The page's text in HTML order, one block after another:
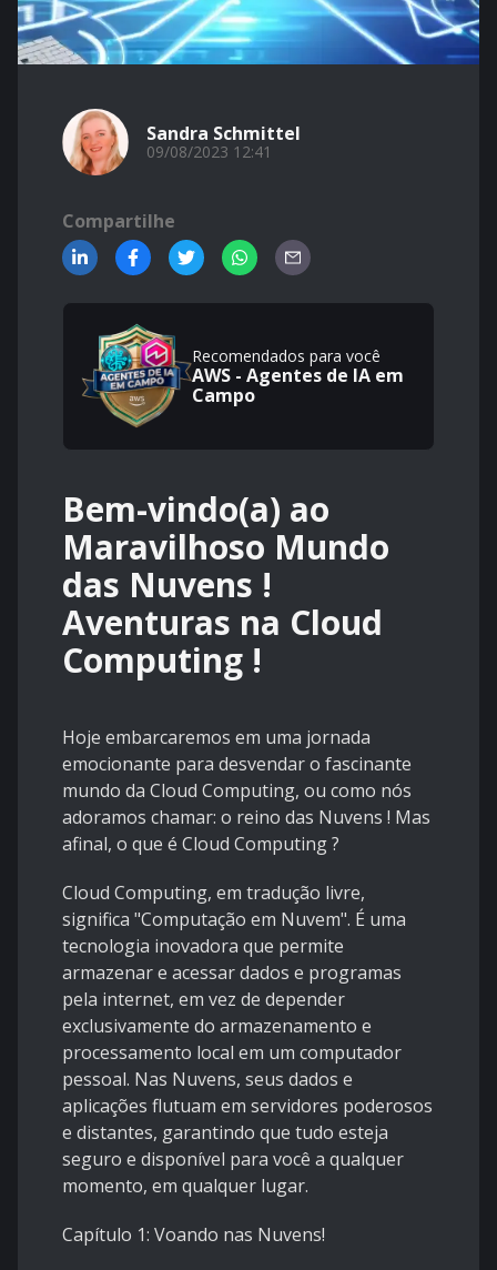
Sandra Schmittel
09/08/2023 12:41
Compartilhe
Recomendados para você
AWS - Agentes de IA em
Campo
Bem-vindo(a) ao
Maravilhoso Mundo
das Nuvens !
Aventuras na Cloud
Computing !
Hoje embarcaremos em uma jornada
emocionante para desvendar o fascinante
mundo da Cloud Computing, ou como nós
adoramos chamar: o reino das Nuvens ! Mas
afinal, o que é Cloud Computing ?
Cloud Computing, em tradução livre,
significa "Computação em Nuvem". É uma
tecnologia inovadora que permite
armazenar e acessar dados e programas
pela internet, em vez de depender
exclusivamente do armazenamento e
processamento local em um computador
pessoal. Nas Nuvens, seus dados e
aplicações flutuam em servidores poderosos
e distantes, garantindo que tudo esteja
seguro e disponível para você a qualquer
momento, em qualquer lugar.
Capítulo 1: Voando nas Nuvens!